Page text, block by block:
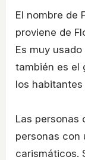
El nombre de
proviene de
Es muy
también es el
los habitantes
Las personas
personas con
carismáticos.